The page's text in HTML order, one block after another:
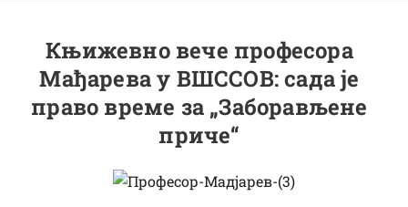
Књижевно вече професора
Мађарева у ВШССОВ: сада је
право време за „Заборављене
приче“